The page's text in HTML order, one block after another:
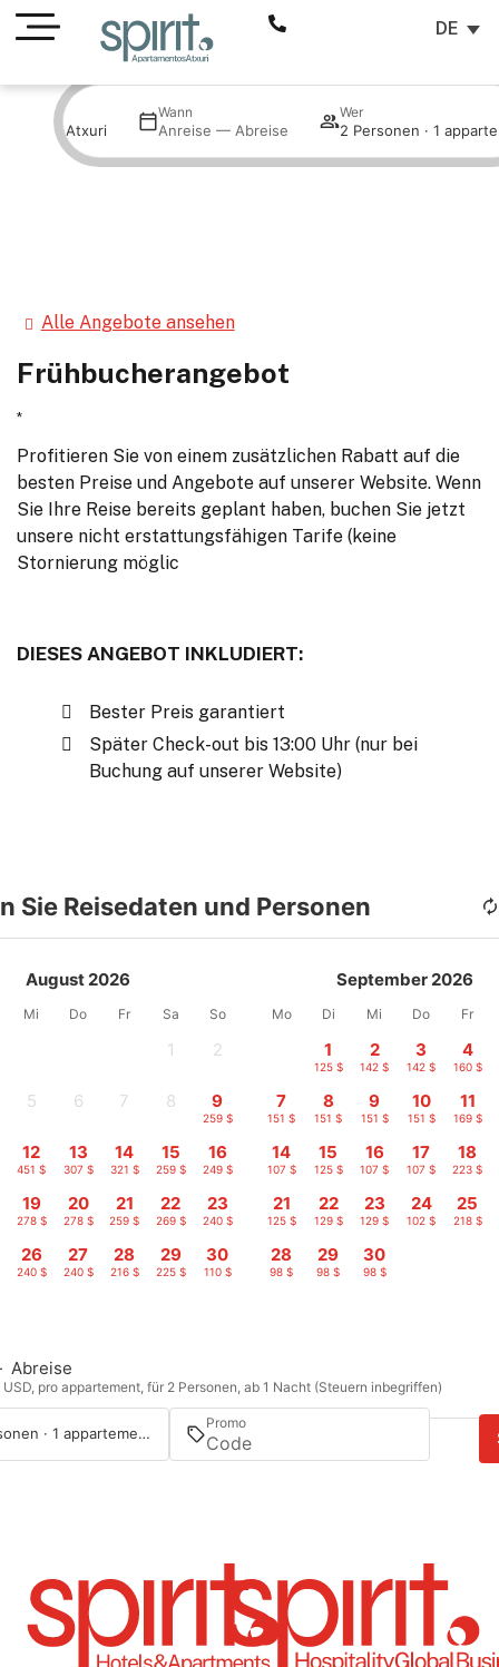
DE
Atxuri
Wann
Anreise — Abreise
Wer
Alle Angebote ansehen
Frühbucherangebot
Profitieren Sie von einem zusätzlichen Rabatt auf die
besten Preise und Angebote auf unserer Website. Wenn
Sie Ihre Reise bereits geplant haben, buchen Sie jetzt
unsere nicht erstattungsfähigen Tarife (keine
Stornierung möglic
DIESES ANGEBOT INKLUDIERT:
Bester Preis garantiert
Später Check-out bis 13:00 Uhr (nur bei
Buchung auf unserer Website)
Sie Reisedaten und Personen
August 2026
Mi Do Fr Sa So
1 2
5 6 7 8 9
259 $
12
451 $
13
307 $
14
321 $
15
259 $
16
249 $
19
278 $
20
278 $
21
259 $
22
269 $
23
240 $
26
240 $
27
240 $
28
216 $
29
225 $
30
110 $
September 2026
Mo Di Mi Do Fr
1
125 $
2
142 $
3
142 $
4
160 $
7
151 $
8
151 $
9
151 $
10
151 $
11
169 $
14
107 $
15
125 $
16
107 $
17
107 $
18
223 $
21
125 $
22
129 $
23
129 $
24
102 $
25
218 $
28
98 $
29
98 $
30
98 $
Abreise
pro appartement, für 2 Personen, ab 1 Nacht (Steuern inbegriffen)
2 Personen · 1 appartement
Promo